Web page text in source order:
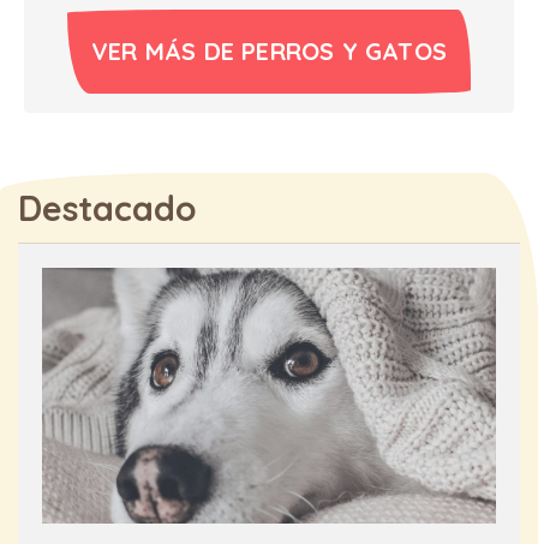
VER MÁS DE PERROS Y GATOS
Destacado